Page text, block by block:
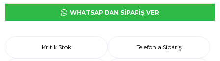
WHATSAP DAN SİPARİŞ VER
Kritik Stok Telefonla Sipariş